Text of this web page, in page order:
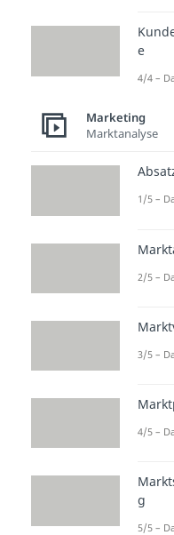
sehr
Markt
und
wie
e
4/4 –
Marketing
Marktanalyse
1/5 –
2/5 –
3/5 –
4/5 –
g
5/5 –